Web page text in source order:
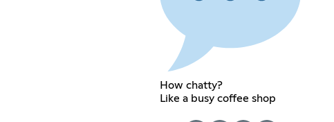
How chatty?
Like a busy coffee shop